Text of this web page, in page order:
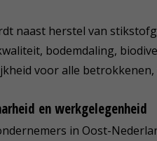
naast herstel van
bodemdaling,
voor alle
en werkgelegenheid
in Oost-